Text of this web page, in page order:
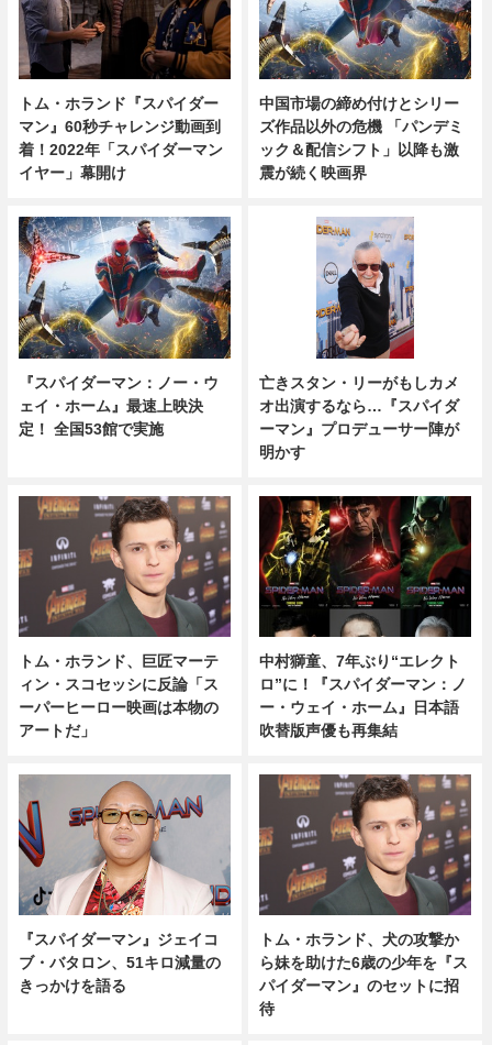
トム・ホランド『スパイダー
マン』60秒チャレンジ動画到
着！2022年「スパイダーマン
イヤー」幕開け
中国市場の締め付けとシリー
ズ作品以外の危機 「パンデミ
ック＆配信シフト」以降も激
震が続く映画界
『スパイダーマン：ノー・ウ
ェイ・ホーム』最速上映決
定！ 全国53館で実施
亡きスタン・リーがもしカメ
オ出演するなら…『スパイダ
ーマン』プロデューサー陣が
明かす
トム・ホランド、巨匠マーテ
ィン・スコセッシに反論「ス
ーパーヒーロー映画は本物の
アートだ」
中村獅童、7年ぶり“エレクト
ロ”に！『スパイダーマン：ノ
ー・ウェイ・ホーム』日本語
吹替版声優も再集結
『スパイダーマン』ジェイコ
ブ・バタロン、51キロ減量の
きっかけを語る
トム・ホランド、犬の攻撃か
ら妹を助けた6歳の少年を『ス
パイダーマン』のセットに招
待